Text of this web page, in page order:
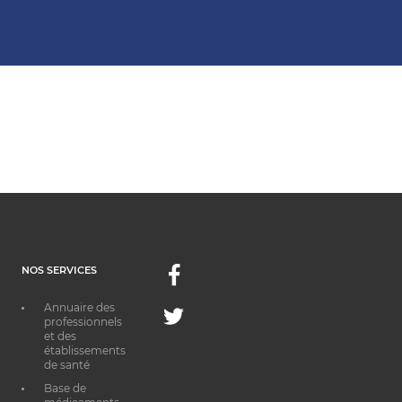
NOS SERVICES
Annuaire des
professionnels
et des
établissements
de santé
Base de
Facebook
Twitter